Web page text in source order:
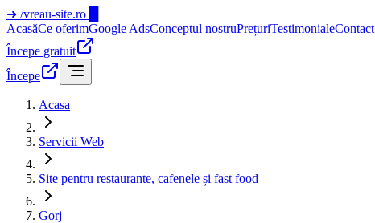
➜ /vreau-site.ro
AcasăCe oferimGoogle AdsConceptul nostruPrețuriTestimonialeContact
Începe gratuit
Începe
Acasa
Servicii Web
Site pentru restaurante, cafenele și fast food
Gorj